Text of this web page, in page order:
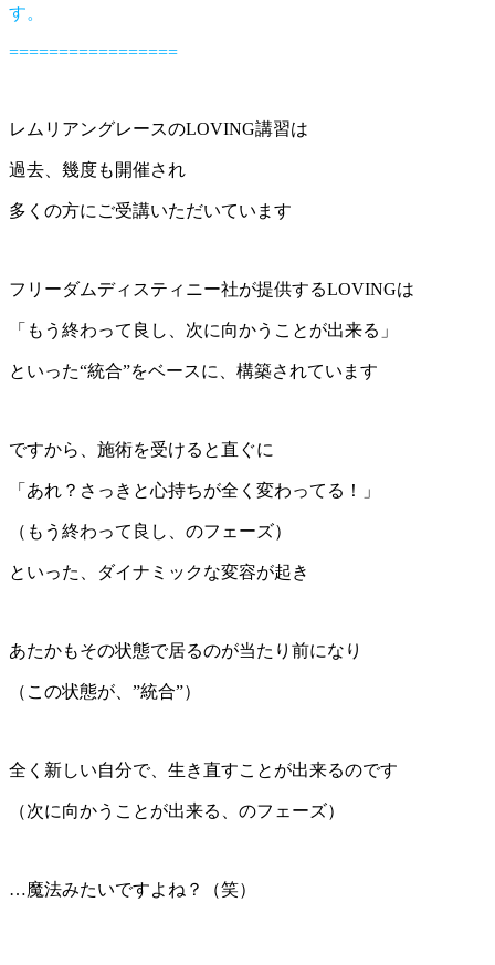
す。
=================
レムリアングレースのLOVING講習は
過去、幾度も開催され
多くの方にご受講いただいています
フリーダムディスティニー社が提供するLOVINGは
「もう終わって良し、次に向かうことが出来る」
といった“統合”をベースに、構築されています
ですから、施術を受けると直ぐに
「あれ？さっきと心持ちが全く変わってる！」
（もう終わって良し、のフェーズ）
といった、ダイナミックな変容が起き
あたかもその状態で居るのが当たり前になり
（この状態が、”統合”）
全く新しい自分で、生き直すことが出来るのです
（次に向かうことが出来る、のフェーズ）
…魔法みたいですよね？（笑）